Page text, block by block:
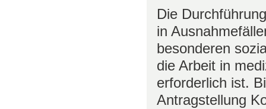
Die
in
besonderen
die Arbeit in
erforderlich ist.
Antragstellung